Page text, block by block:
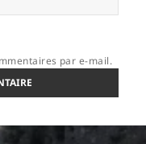
par e-mail.